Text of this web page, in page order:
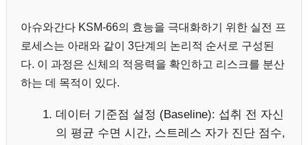
아슈와간다 KSM-66의 효능을 극대화하기 위한 실전 프
로세스는 아래와 같이 3단계의 논리적 순서로 구성된
다. 이 과정은 신체의 적응력을 확인하고 리스크를 분산
하는 데 목적이 있다.
데이터 기준점 설정 (Baseline): 섭취 전 자신
의 평균 수면 시간, 스트레스 자가 진단 점수,